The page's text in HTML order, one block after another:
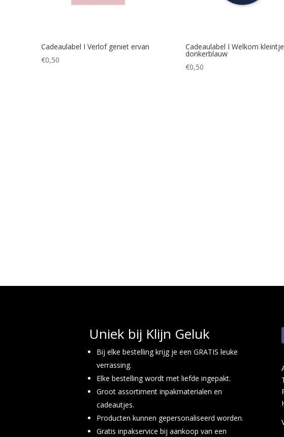
Cadeaulabel I Verlof geniet ervan
€0,50
Cadeaulabel I Welkom kleintje
donkerblauw
€0,50
Uniek bij Klijn Geluk
Bij elke bestelling krijg je een GRATIS leuke
verrassing.
Elke bestelling wordt met liefde ingepakt.
Groot assortiment inpakmaterialen en
cadeautjes.
Producten kunnen gepersonaliseerd worden.
Gratis inpakservice bij aankoop van een